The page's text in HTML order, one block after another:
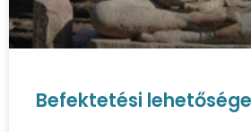
Befektetési